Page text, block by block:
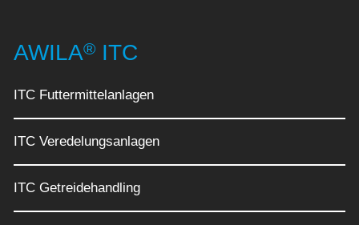
AWILA® ITC
ITC Futtermittelanlagen
ITC Veredelungsanlagen
ITC Getreidehandling